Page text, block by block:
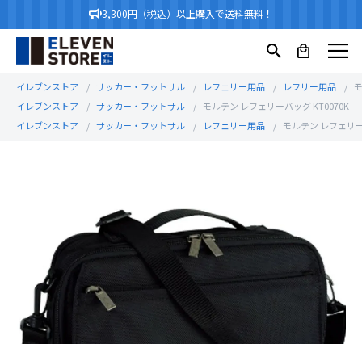
3,300円（税込）以上購入で送料無料！
イレブンストア サッカー・フットサル レフェリー用品 レフリー用品
イレブンストア
サッカー・フットサル
モルテン レフェリーバッグ KT0070K
イレブンストア
サッカー・フットサル レフェリー用品 モルテン レフェリ